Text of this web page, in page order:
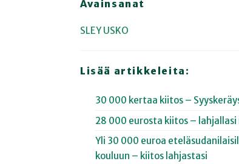
Avainsanat
SLEY USKO
Lisää artikkeleita:
30 000 kertaa kiitos –
28 000 eurosta kiitos –
Yli 30 000 euroa
kouluun – kiitos lahjastasi